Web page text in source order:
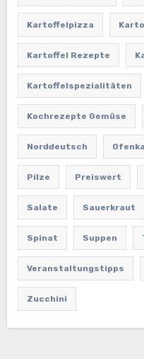
Kartoffelpizza
Kartoffel Rezepte
Kartoffelspezialitäten
Kochrezepte Gemüse
Norddeutsch
Pilze Preiswert
Salate Sauerkraut
Spinat Suppen
Veranstaltungstipps
Zucchini